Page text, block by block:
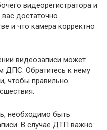
видеорегистратора и
вас достаточно
и что камера корректно
видеозаписи может
ДПС. Обратитесь к нему
чтобы правильно
необходимо быть
В случае ДТП важно